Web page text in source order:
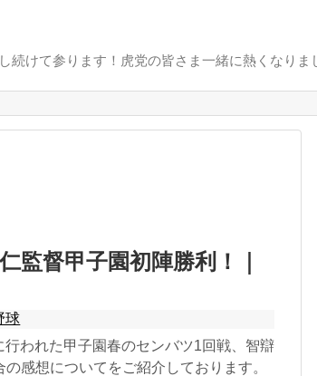
けて参ります！虎党の皆さま一緒に熱くなりま
監督甲子園初陣勝利！｜
球
われた甲子園春のセンバツ1回戦、智辯
感想についてをご紹介しております。